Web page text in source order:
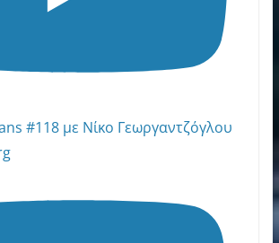
#118 με Νίκο Γεωργαντζόγλου